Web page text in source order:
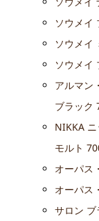
ソウメイ
ソウメイ
ソウメイ
アルマン
ブラック
NIKKA ニ
モルト
オーパス
オーパス
サロン